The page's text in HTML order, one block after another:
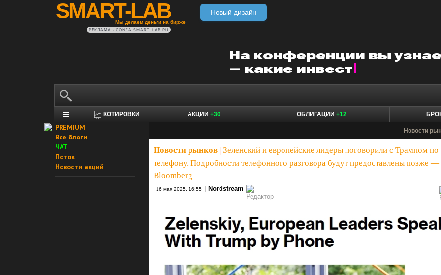
SMART-LAB
Мы делаем деньги на бирже
Новый дизайн
РЕКЛАМА • CONFA.SMART-LAB.RU
КОТИРОВКИ АКЦИИ +30 ОБЛИГАЦИИ +12
PREMIUM
Все блоги
ЧАТ
Поток
Новости акций
Новости
Новости рынков Зеленский и европейские лидеры поговорили с Трампом по
телефону. Подробности телефонного разговора будут предоставлены позже —
Bloomberg
16 мая 2025, 16:55 Nordstream